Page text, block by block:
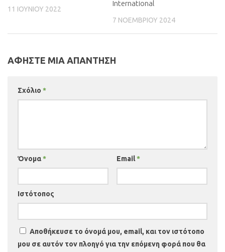
11 ΙΟΥΝΊΟΥ 2022
International
7 ΝΟΕΜΒΡΊΟΥ 2024
ΑΦΉΣΤΕ ΜΙΑ ΑΠΆΝΤΗΣΗ
Σχόλιο *
Όνομα* Email*
Ιστότοπος
Αποθήκευσε το όνομά μου, email, και τον ιστότοπο
μου σε αυτόν τον πλοηγό για την επόμενη φορά που θα